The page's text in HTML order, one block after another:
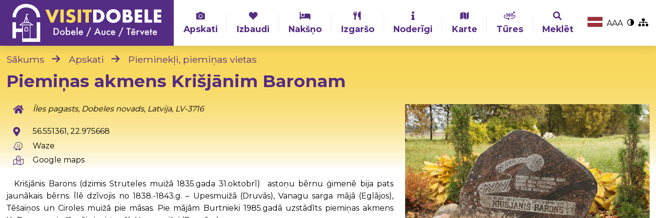
Apskati Izbaudi Nakšņo Izgaršo Noderīgi Karte Tūres Meklēt
AAA
Sākums Apskati Pieminekļi, piemiņas vietas
Piemiņas akmens Krišjānim Baronam
Īles pagasts, Dobeles novads, Latvija, LV-3716
56.551361, 22.975668
Waze
Google maps
Krišjānis Barons (dzimis Struteles muižā 1835.gada 31.oktobrī) astoņu bērnu ģimenē bija pats
jaunākais bērns. Īlē dzīvojis no 1838.-1843.g. – Upesmuižā (Druvās), Vanagu sarga mājā (Eglājos),
Tēšaiņos un Ciroles muižā pie māsas. Pie mājām Burtnieki 1985.gadā uzstādīts piemiņas akmens